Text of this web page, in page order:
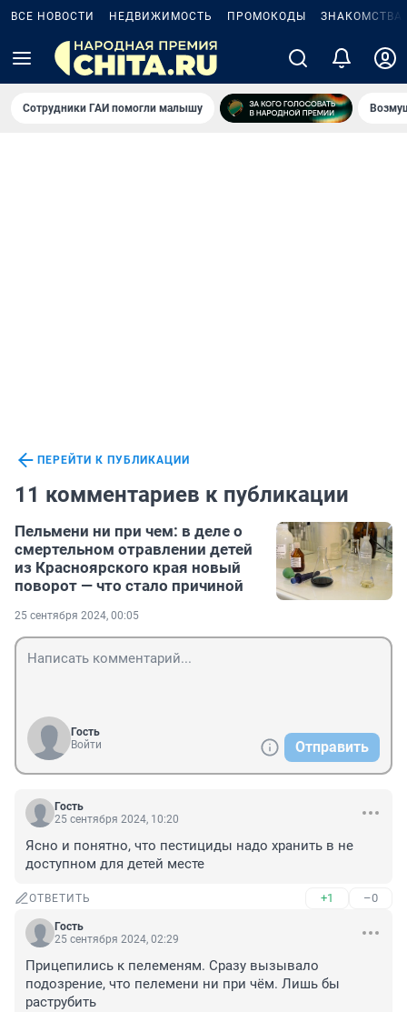
ВСЕ НОВОСТИ НЕДВИЖИМОСТЬ ПРОМОКОДЫ ЗНАКОМСТВА
Сотрудники ГАИ помогли малышу
ПЕРЕЙТИ К ПУБЛИКАЦИИ
11 комментариев к публикации
Пельмени ни при чем: в деле о
смертельном отравлении детей
из Красноярского края новый
поворот — что стало причиной
25 сентября 2024, 00:05
Гость
Войти
Отправить
Гость
25 сентября 2024, 10:20
Ясно и понятно, что пестициды надо хранить в не
доступном для детей месте
ОТВЕТИТЬ +1 –0
Гость
25 сентября 2024, 02:29
Прицепились к пелеменям. Сразу вызывало
подозрение, что пелемени ни при чём. Лишь бы
раструбить